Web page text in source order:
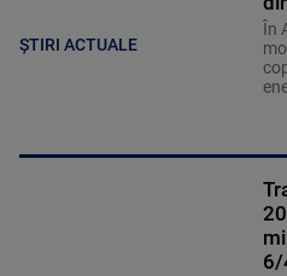
ȘTIRI ACTUALE
În
6/